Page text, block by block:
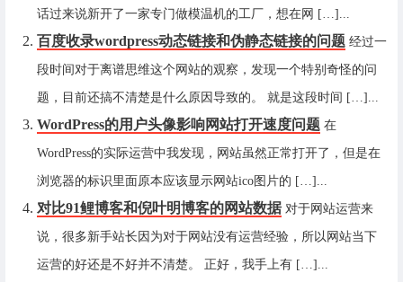
话过来说新开了一家专门做模温机的工厂，想在网 […]...
百度收录wordpress动态链接和伪静态链接的问题 经过一
段时间对于离谱思维这个网站的观察，发现一个特别奇怪的问
题，目前还搞不清楚是什么原因导致的。 就是这段时间 […]...
WordPress的用户头像影响网站打开速度问题 在
WordPress的实际运营中我发现，网站虽然正常打开了，但是在
浏览器的标识里面原本应该显示网站ico图片的 […]...
对比91鲤博客和倪叶明博客的网站数据 对于网站运营来
说，很多新手站长因为对于网站没有运营经验，所以网站当下
运营的好还是不好并不清楚。 正好，我手上有 […]...